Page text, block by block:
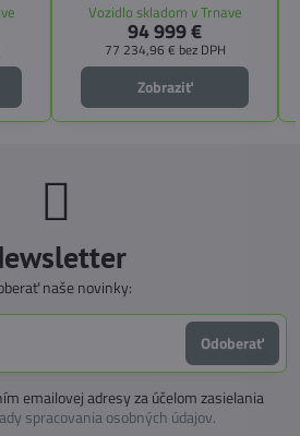
CITY, TECHNO, SICHERHEIT a
MEGA WINTER získate maximálnu
bezpečnosť, pohodlie a
technologické inovácie. Ideálna
voľba pre tých, ktorí hľadajú luxus,
funkčnosť a slobodu na cestách.
Vozidlo skladom v Trnave
94 999 €
77 234,96 € bez DPH
Zobraziť
naše novinky:
Odoberať
emailovej adresy za účelom zasielania
spracovania osobných údajov.